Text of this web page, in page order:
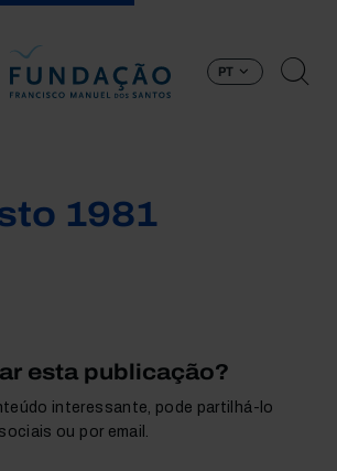
PT
1981
esta publicação?
interessante, pode partilhá-lo
ou por email.